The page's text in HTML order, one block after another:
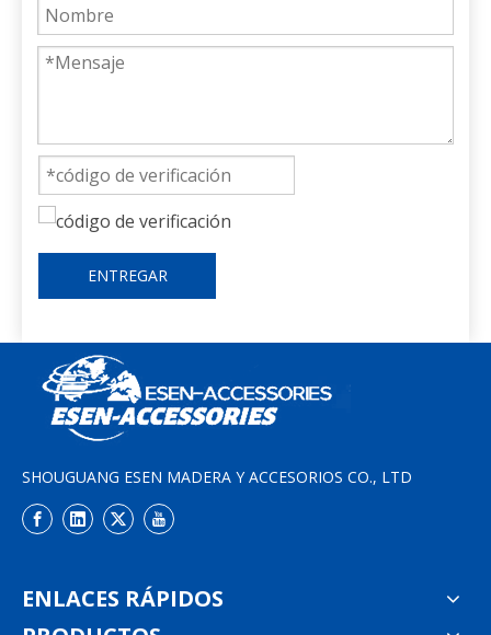
ENTREGAR
SHOUGUANG ESEN MADERA Y ACCESORIOS CO., LTD
ENLACES RÁPIDOS